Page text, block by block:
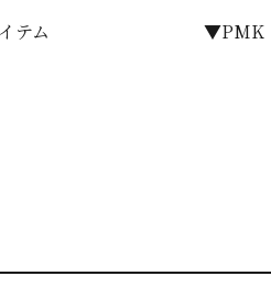
テム ▼PMK